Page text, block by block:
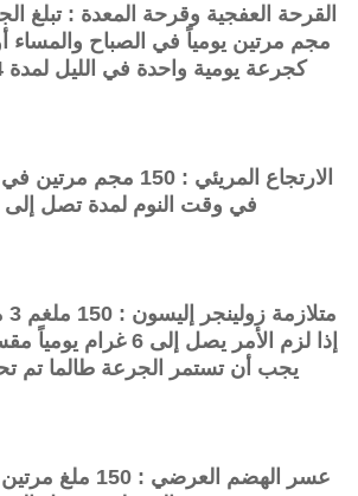
كجرعة يومية واحدة في الليل لمدة 4 إلى 8 أسابيع
في وقت النوم لمدة تصل إلى 8 أسابيع
إذا لزم الأمر يصل إلى
يجب أن تستمر الجرعة طالما تم